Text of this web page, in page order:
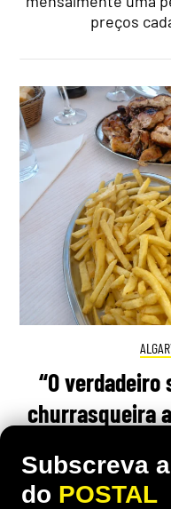
preços
“O verdadeiro
churrasqueira
pode comer
Subscreva a
do POSTAL